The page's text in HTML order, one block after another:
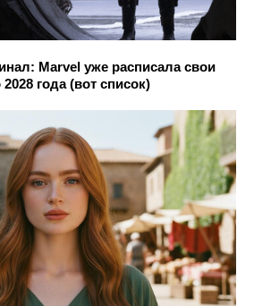
Marvel уже расписала свои
года (вот список)